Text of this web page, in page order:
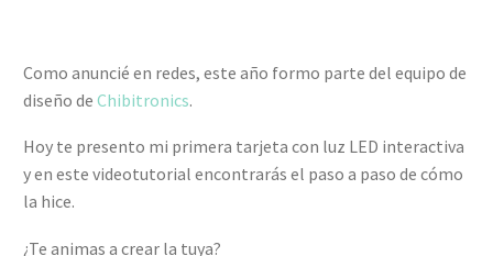
Como anuncié en redes, este año formo parte del equipo de
diseño de Chibitronics.
Hoy te presento mi primera tarjeta con luz LED interactiva
y en este videotutorial encontrarás el paso a paso de cómo
la hice.
¿Te animas a crear la tuya?